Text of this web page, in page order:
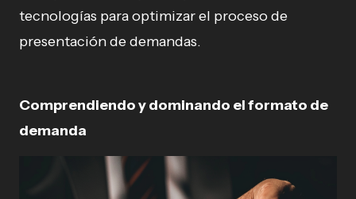
tecnologías para optimizar el proceso de
presentación de demandas.
Comprendiendo y dominando el formato de
demanda